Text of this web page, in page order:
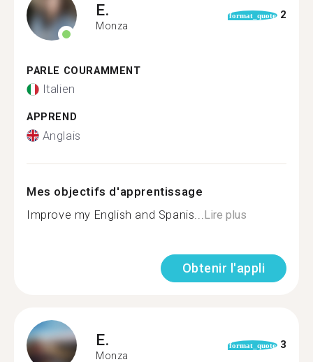
E.
Monza
format_quote 2
PARLE COURAMMENT
Italien
APPREND
Anglais
Mes objectifs d'apprentissage
Improve my English and Spanis... Lire plus
Obtenir l'appli
E.
Monza
format_quote 3